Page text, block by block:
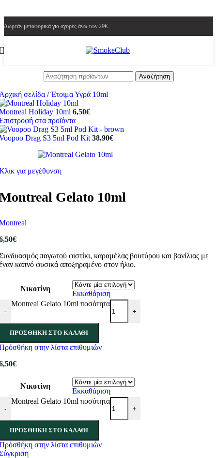
Δωρεάν μεταφορικά για αγορές άνω των 29€.
Αναζήτηση
σελίδα / Έτοιμα Υγρά 10ml
Holiday 10ml 6,50€
στα προϊόντα
Drag S3 5ml Pod Kit 38,90€
για μεγέθυνση
Gelato 10ml
€
παγωτού φιστίκι, καραμέλας βουτύρου και βανίλιας με
καπνό φυσικά αποξηραμένο στον ήλιο.
Νικοτίνη
Εκκαθάριση
-
Montreal Gelato 10ml ποσότητα
+
ΠΡΟΣΘΉΚΗ ΣΤΟ ΚΑΛΆΘΙ
στην λίστα επιθυμιών
€
Νικοτίνη
Εκκαθάριση
-
Montreal Gelato 10ml ποσότητα
+
ΠΡΟΣΘΉΚΗ ΣΤΟ ΚΑΛΆΘΙ
στην λίστα επιθυμιών